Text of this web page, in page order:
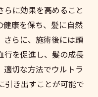
らに効果を高めること
健康を保ち、髪に自然
さらに、施術後には頭
行を促進し、髪の成長
適切な方法でウルトラ
引き出すことが可能で